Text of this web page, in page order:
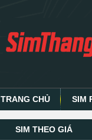
TRANG CHỦ SIM
SIM THEO GIÁ